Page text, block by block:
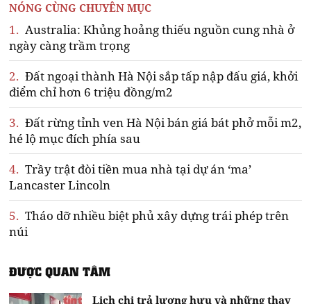
NÓNG CÙNG CHUYÊN MỤC
1. Australia: Khủng hoảng thiếu nguồn cung nhà ở
ngày càng trầm trọng
2. Đất ngoại thành Hà Nội sắp tấp nập đấu giá, khởi
điểm chỉ hơn 6 triệu đồng/m2
3. Đất rừng tỉnh ven Hà Nội bán giá bát phở mỗi m2,
hé lộ mục đích phía sau
4. Trầy trật đòi tiền mua nhà tại dự án ‘ma’
Lancaster Lincoln
5. Tháo dỡ nhiều biệt phủ xây dựng trái phép trên
núi
ĐƯỢC QUAN TÂM
Lịch chi trả lương hưu và những thay